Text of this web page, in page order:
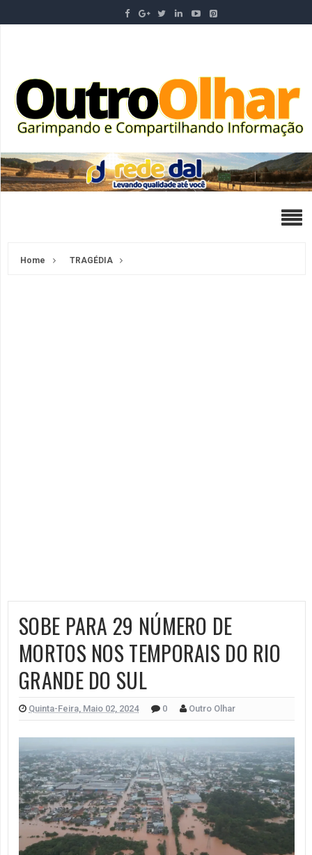
Home TRAGÉDIA
SOBE PARA 29 NÚMERO DE
MORTOS NOS TEMPORAIS DO RIO
GRANDE DO SUL
Quinta-Feira, Maio 02, 2024 0 Outro Olhar